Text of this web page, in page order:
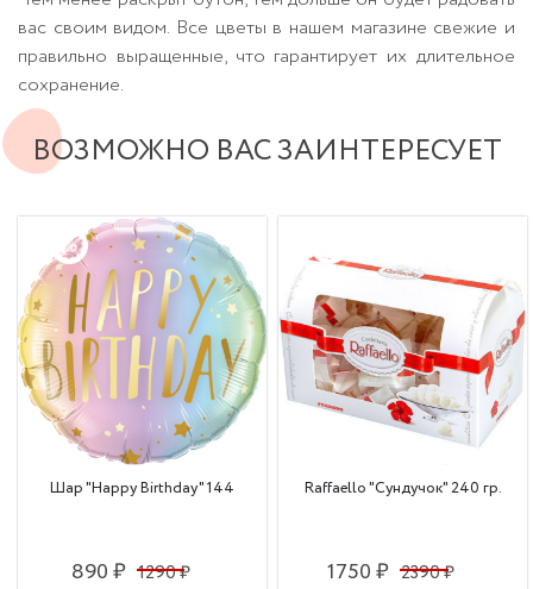
вас своим видом. Все цветы в нашем магазине свежие и
правильно выращенные, что гарантирует их длительное
сохранение.
ВОЗМОЖНО ВАС ЗАИНТЕРЕСУЕТ
Шар "Happy Birthday" 144
890 ₽ 1290 ₽
Raffaello "Сундучок" 240 гр.
1750 ₽ 2390 ₽